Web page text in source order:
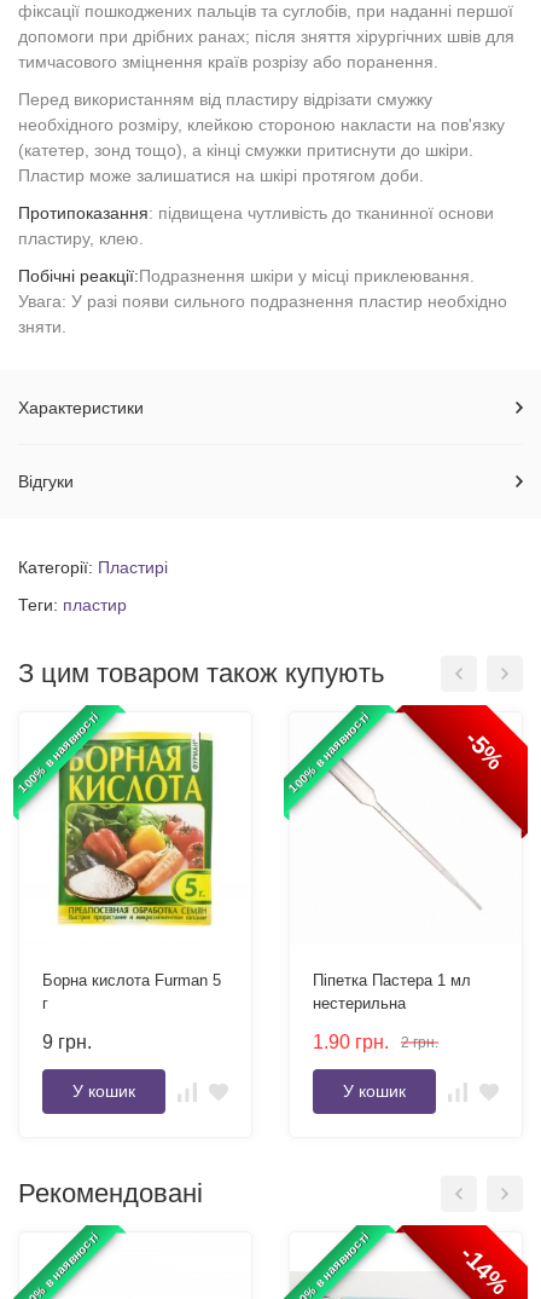
фіксації пошкоджених пальців та суглобів, при наданні першої
допомоги при дрібних ранах; після зняття хірургічних швів для
тимчасового зміцнення країв розрізу або поранення.
Перед використанням від пластиру відрізати смужку
необхідного розміру, клейкою стороною накласти на пов'язку
(катетер, зонд тощо), а кінці смужки притиснути до шкіри.
Пластир може залишатися на шкірі протягом доби.
Протипоказання: підвищена чутливість до тканинної основи
пластиру, клею.
Побічні реакції:Подразнення шкіри у місці приклеювання.
Увага: У разі появи сильного подразнення пластир необхідно
зняти.
Характеристики
Відгуки
Категорії: Пластирі
Теги: пластир
З цим товаром також купують
100% в наявності
Борна кислота Furman 5
г
9 грн.
У кошик
100% в наявності -5%
Піпетка Пастера 1 мл
нестерильна
1.90 грн. 2 грн.
У кошик
Рекомендовані
100% в наявності 100% в наявності -14%